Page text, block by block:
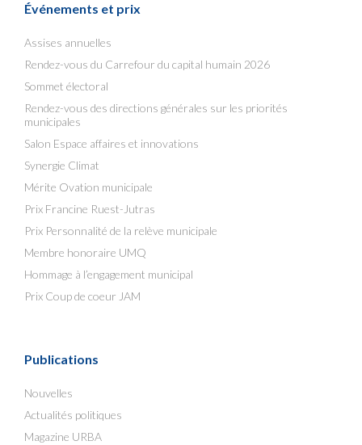
Événements et prix
Assises annuelles
Rendez-vous du Carrefour du capital humain 2026
Sommet électoral
Rendez-vous des directions générales sur les priorités
municipales
Salon Espace affaires et innovations
Synergie Climat
Mérite Ovation municipale
Prix Francine Ruest-Jutras
Prix Personnalité de la relève municipale
Membre honoraire UMQ
Hommage à l’engagement municipal
Prix Coup de coeur JAM
Publications
Nouvelles
Actualités politiques
Magazine URBA